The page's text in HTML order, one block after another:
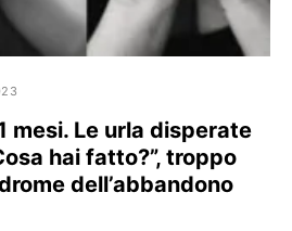
mesi. Le urla disperate
hai fatto?”, troppo
dell’abbandono